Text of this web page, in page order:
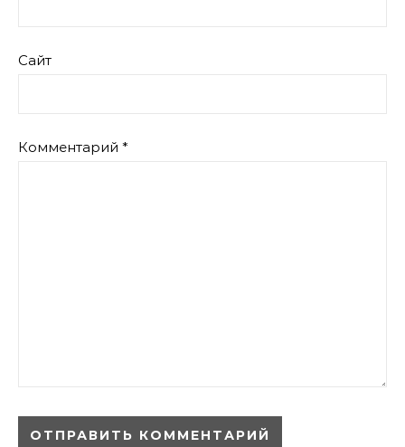
Сайт
Комментарий *